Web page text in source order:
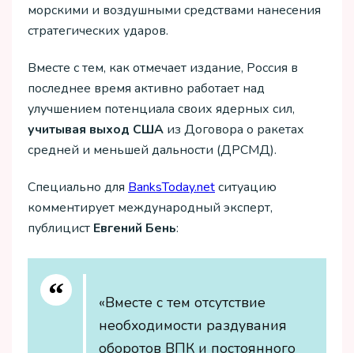
морскими и воздушными средствами нанесения
стратегических ударов.
Вместе с тем, как отмечает издание, Россия в
последнее время активно работает над
улучшением потенциала своих ядерных сил,
учитывая выход США из Договора о ракетах
средней и меньшей дальности (ДРСМД).
Специально для ВanksToday.netситуацию
комментирует международный эксперт,
публицист Евгений Бень:
«Вместе с тем отсутствие
необходимости раздувания
оборотов ВПК и постоянного